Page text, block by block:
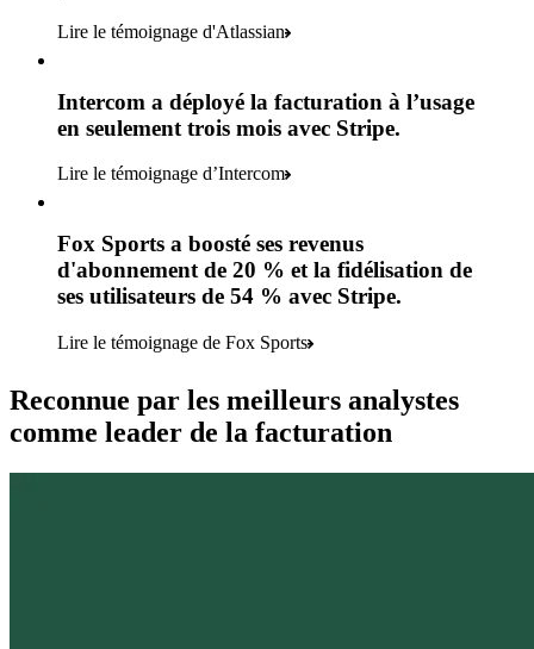
Lire le témoignage d'Atlassian
Intercom a déployé la facturation à l’usage
en seulement trois mois avec Stripe.
Lire le témoignage d’Intercom
Fox Sports a boosté ses revenus
d'abonnement de 20 % et la fidélisation de
ses utilisateurs de 54 % avec Stripe.
Lire le témoignage de Fox Sports
Reconnue par les meilleurs analystes
comme leader de la facturation